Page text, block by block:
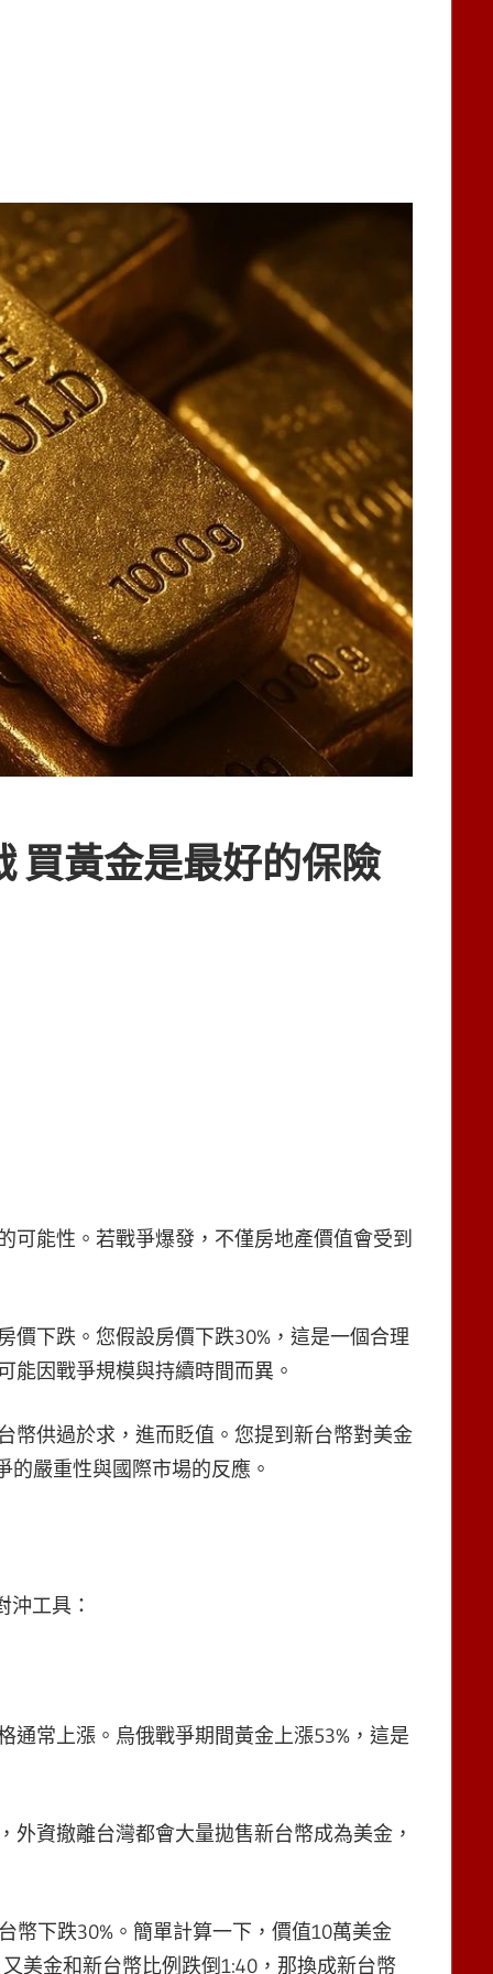
買黃金是最好的保險
可能性。若戰爭爆發，不僅房地產價值會受到
價下跌。您假設房價下跌30%，這是一個合理
能因戰爭規模與持續時間而異。
幣供過於求，進而貶值。您提到新台幣對美金
嚴重性與國際市場的反應。
工具：
通常上漲。烏俄戰爭期間黃金上漲53%，這是
資撤離台灣都會大量拋售新台幣成為美金，
幣下跌30%。簡單計算一下，價值10萬美金
美金和新台幣比例跌倒1:40，那換成新台幣